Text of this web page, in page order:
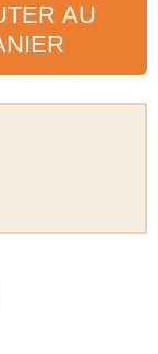
AU